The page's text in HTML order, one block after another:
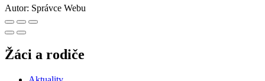
Autor: Správce Webu
Žáci a rodiče